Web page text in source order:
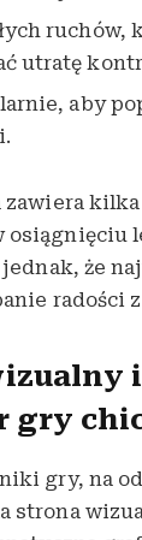
ruchów,
utratę
aby
zawiera
osiągnięciu
jednak, że
radości
gry
gry, na
strona